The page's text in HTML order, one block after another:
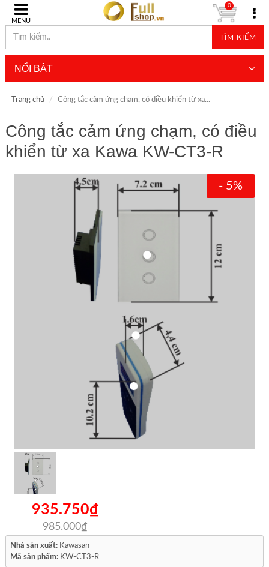
MENU
TÌM KIẾM
0
NỔI BẬT
Trang chủ Công tắc cảm ứng chạm, có điều khiển từ xa...
Công tắc cảm ứng chạm, có điều
khiển từ xa Kawa KW-CT3-R
- 5%
935.750₫
985.000₫
Nhà sản xuất: Kawasan
Mã sản phẩm: KW-CT3-R